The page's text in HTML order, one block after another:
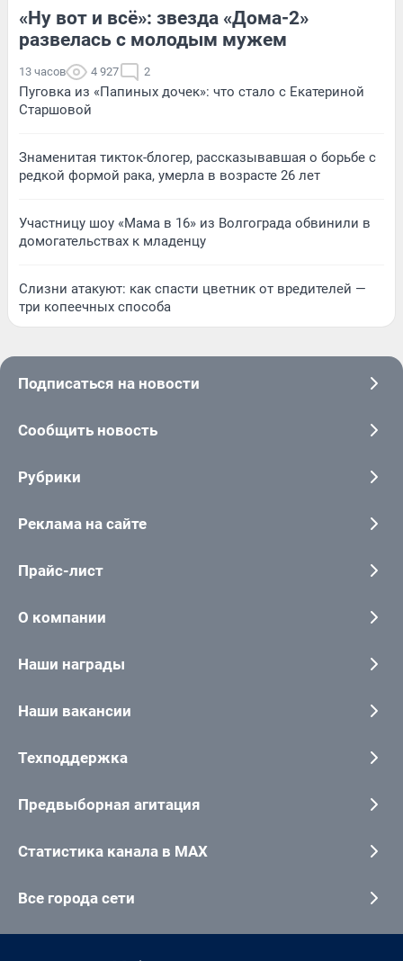
«Ну вот и всё»: звезда «Дома-2»
развелась с молодым мужем
13 часов 4 927 2
Пуговка из «Папиных дочек»: что стало с Екатериной
Старшовой
Знаменитая тикток-блогер, рассказывавшая о борьбе с
редкой формой рака, умерла в возрасте 26 лет
Участницу шоу «Мама в 16» из Волгограда обвинили в
домогательствах к младенцу
Слизни атакуют: как спасти цветник от вредителей —
три копеечных способа
Подписаться на новости
Сообщить новость
Рубрики
Реклама на сайте
Прайс-лист
О компании
Наши награды
Наши вакансии
Техподдержка
Предвыборная агитация
Статистика канала в MAX
Все города сети